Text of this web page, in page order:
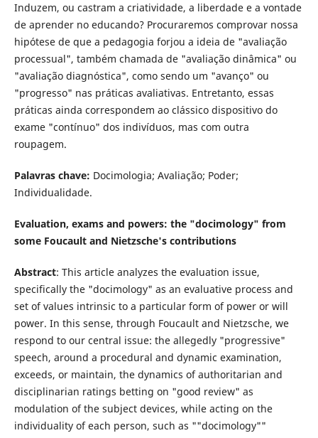
Induzem, ou castram a criatividade, a liberdade e a vontade
de aprender no educando? Procuraremos comprovar nossa
hipótese de que a pedagogia forjou a ideia de "avaliação
processual", também chamada de "avaliação dinâmica" ou
"avaliação diagnóstica", como sendo um "avanço" ou
"progresso" nas práticas avaliativas. Entretanto, essas
práticas ainda correspondem ao clássico dispositivo do
exame "contínuo" dos indivíduos, mas com outra
roupagem.
Palavras chave: Docimologia; Avaliação; Poder;
Individualidade.
Evaluation, exams and powers: the "docimology" from
some Foucault and Nietzsche's contributions
Abstract: This article analyzes the evaluation issue,
specifically the "docimology" as an evaluative process and
set of values intrinsic to a particular form of power or will
power. In this sense, through Foucault and Nietzsche, we
respond to our central issue: the allegedly "progressive"
speech, around a procedural and dynamic examination,
exceeds, or maintain, the dynamics of authoritarian and
disciplinarian ratings betting on "good review" as
modulation of the subject devices, while acting on the
individuality of each person, such as ""docimology""